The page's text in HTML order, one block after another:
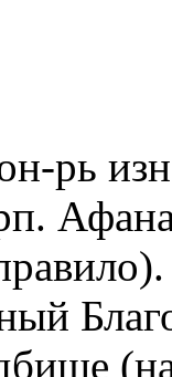
рь